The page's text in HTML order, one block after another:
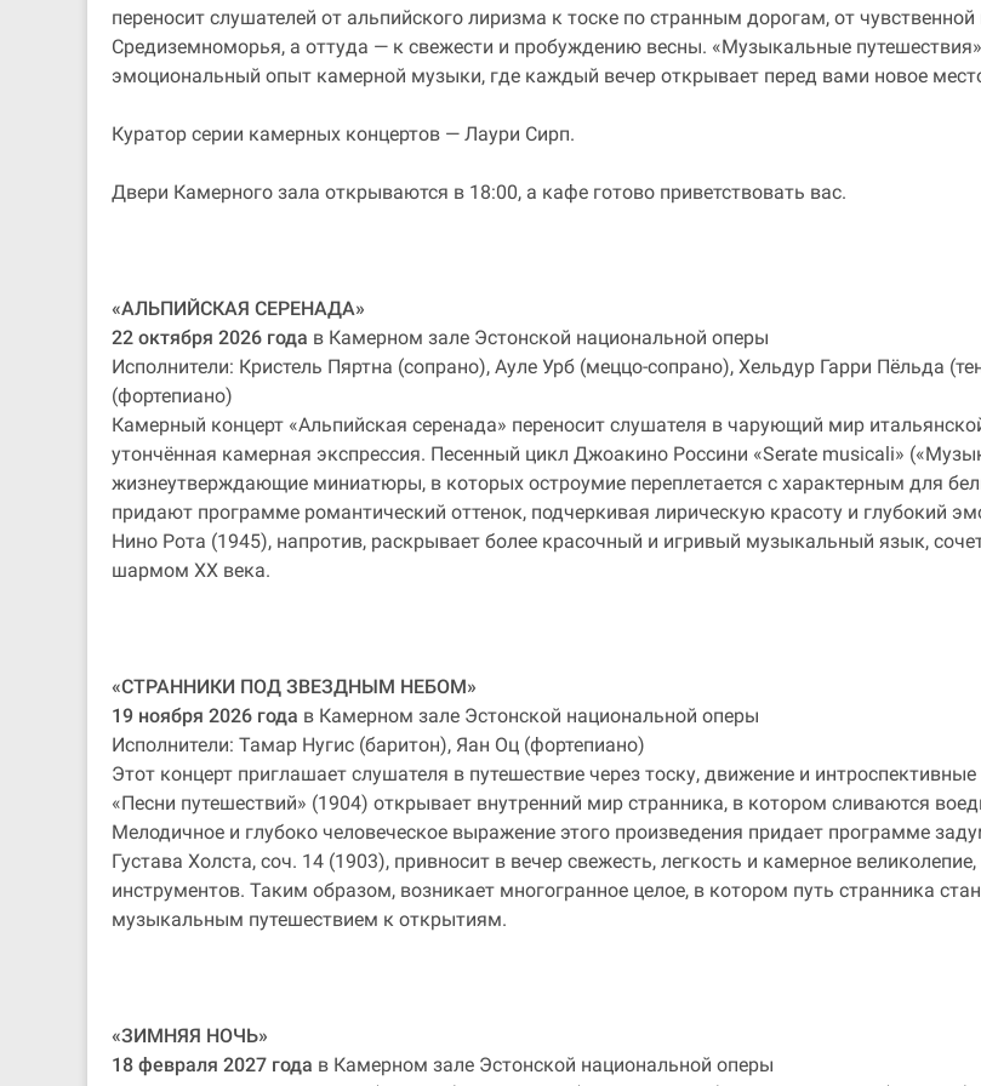
переносит слушателей от альпийского лиризма к тоске по странным дорогам, от
Средиземноморья, а оттуда — к свежести и пробуждению весны. «Музыкальные
эмоциональный опыт камерной музыки, где каждый вечер открывает перед вами новое
Куратор серии камерных концертов — Лаури Сирп.
Двери Камерного зала открываются в 18:00, а кафе готово приветствовать вас.
«АЛЬПИЙСКАЯ СЕРЕНАДА»
22 октября 2026 года в Камерном зале Эстонской национальной оперы
Исполнители: Кристель Пяртна (сопрано), Ауле Урб (меццо-сопрано), Хельдур Гарри Пёльда
(фортепиано)
Камерный концерт «Альпийская серенада» переносит слушателя в чарующий мир
утончённая камерная экспрессия. Песенный цикл Джоакино Россини «Serate musicali»
жизнеутверждающие миниатюры, в которых остроумие переплетается с характерным для
придают программе романтический оттенок, подчеркивая лирическую красоту и глубокий
Нино Рота (1945), напротив, раскрывает более красочный и игривый музыкальный язык,
шармом ХХ века.
«СТРАННИКИ ПОД ЗВЕЗДНЫМ НЕБОМ»
19 ноября 2026 года в Камерном зале Эстонской национальной оперы
Исполнители: Тамар Нугис (баритон), Яан Оц (фортепиано)
Этот концерт приглашает слушателя в путешествие через тоску, движение и
«Песни путешествий» (1904) открывает внутренний мир странника, в котором сливаются
Мелодичное и глубоко человеческое выражение этого произведения придает программе
Густава Холста, соч. 14 (1903), привносит в вечер свежесть, легкость и камерное
инструментов. Таким образом, возникает многогранное целое, в котором путь странника
музыкальным путешествием к открытиям.
«ЗИМНЯЯ НОЧЬ»
18 февраля 2027 года в Камерном зале Эстонской национальной оперы